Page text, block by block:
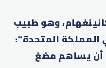
وهو طبيب
المملكة المتحدة":
أن يساهم مضغ